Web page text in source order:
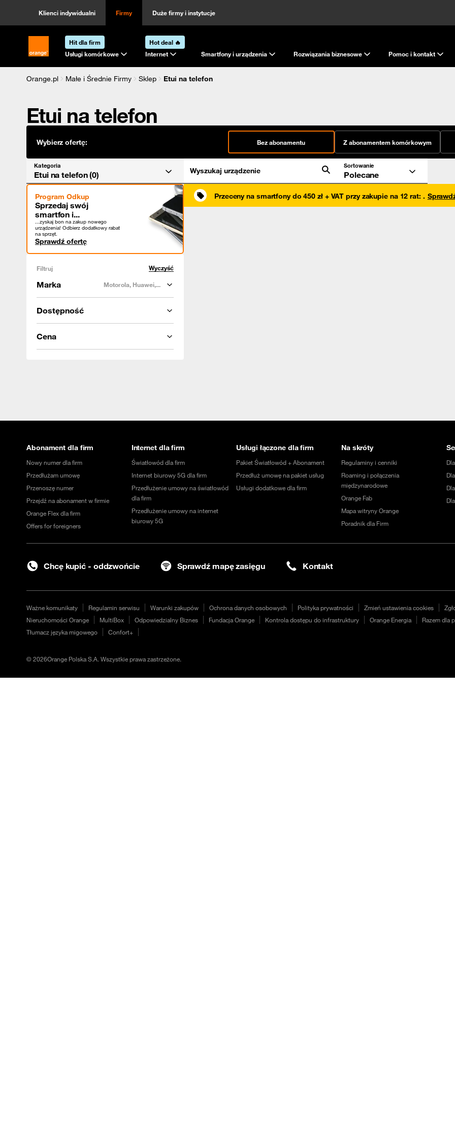
Klienci indywidualni Firmy Duże firmy i instytucje
Strona główna Orange.pl
Hit dla firm
Usługi komórkowe
Hot deal 🔥
Internet
Smartfony i urządzenia Rozwiązania biznesowe Pomoc i kontakt
Orange.pl Małe i Średnie Firmy Sklep
Etui na telefon
Etui na telefon
Wybierz ofertę: Bez abonamentu Z abonamentem komórkowym
Kategoria
Etui na telefon (0) Wyszukaj urządzenie
Sortowanie
Polecane
Program Odkup
Sprzedaj swój
smartfon i...
...zyskaj bon na zakup nowego
urządzenia! Odbierz dodatkowy rabat
na sprzęt.
Sprawdź ofertę
Filtruj Wyczyść
Marka Motorola, Huawei,...
Dostępność
Cena
Przeceny na smartfony do 450 zł + VAT przy zakupie na 12 rat: .
Abonament dla firm
Nowy numer dla firm
Przedłużam umowę
Przenoszę numer
Przejdź na abonament w firmie
Orange Flex dla firm
Offers for foreigners
Internet dla firm
Światłowód dla firm
Internet biurowy 5G dla firm
Przedłużenie umowy na światłowód
dla firm
Przedłużenie umowy na internet
biurowy 5G
Usługi łączone dla firm
Pakiet Światłowód + Abonament
Przedłuż umowę na pakiet usług
Usługi dodatkowe dla firm
Na skróty
Regulaminy i cenniki
Roaming i połączenia
międzynarodowe
Orange Fab
Mapa witryny Orange
Poradnik dla Firm
Chcę kupić - oddzwońcie Sprawdź mapę zasięgu Kontakt
Ważne komunikaty Regulamin serwisu Warunki zakupów Ochrona danych osobowych Polityka prywatności Zmień ustawienia cookies
Nieruchomości Orange
MultiBox Odpowiedzialny Biznes Fundacja Orange Kontrola dostępu do infrastruktury Orange Energia Razem dla
Tłumacz języka migowego
Confort+
©2026Orange Polska S.A. Wszystkie prawa zastrzeżone.